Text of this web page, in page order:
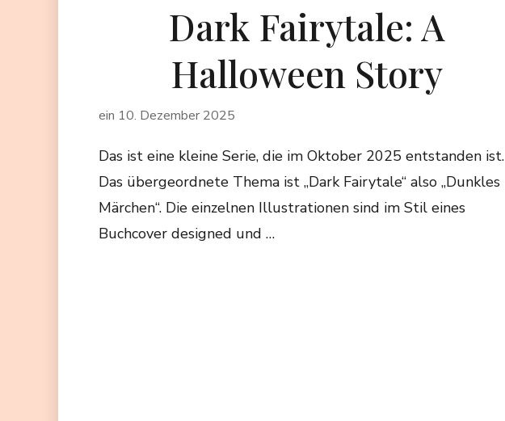
Dark Fairytale: A
Halloween Story
ein 10. Dezember 2025
Das ist eine kleine Serie, die im Oktober 2025 entstanden ist.
Das übergeordnete Thema ist „Dark Fairytale“ also „Dunkles
Märchen“. Die einzelnen Illustrationen sind im Stil eines
Buchcover designed und …